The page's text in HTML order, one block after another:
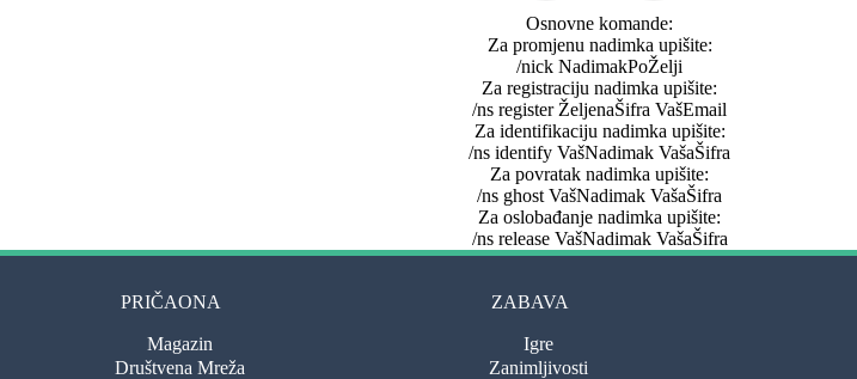
Osnovne komande:
Za promjenu nadimka upišite:
/nick NadimakPoŽelji
Za registraciju nadimka upišite:
/ns register ŽeljenaŠifra VašEmail
Za identifikaciju nadimka upišite:
/ns identify VašNadimak VašaŠifra
Za povratak nadimka upišite:
/ns ghost VašNadimak VašaŠifra
Za oslobađanje nadimka upišite:
/ns release VašNadimak VašaŠifra
PRIČAONA
Magazin
Društvena Mreža
ZABAVA
Igre
Zanimljivosti